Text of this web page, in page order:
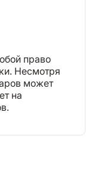
право
Несмотря
может
на